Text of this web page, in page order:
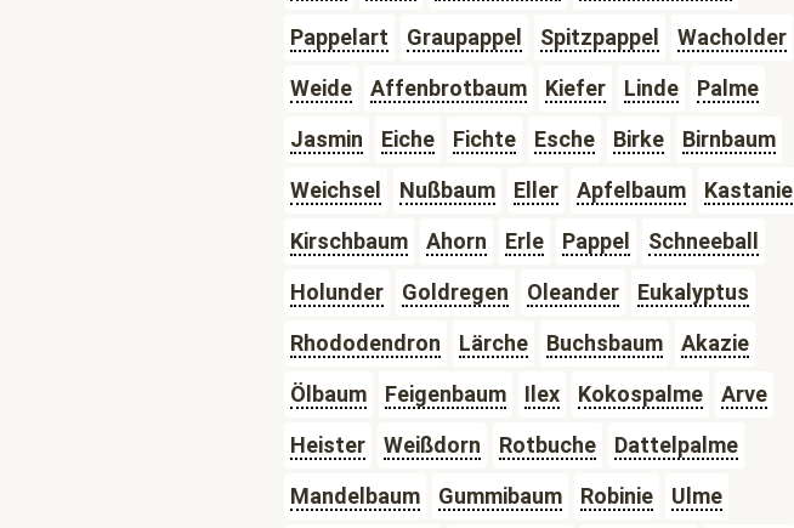
Pappelart
Graupappel Spitzpappel
Wacholder
Weide
Affenbrotbaum Kiefer Linde
Palme
Jasmin
Eiche Fichte Esche Birke
Birnbaum
Weichsel
Nußbaum Eller Apfelbaum
Kastanie
Kirschbaum
Ahorn Erle Pappel
Schneeball
Holunder
Goldregen Oleander
Eukalyptus
Rhododendron
Lärche Buchsbaum
Akazie
Ölbaum
Feigenbaum Ilex Kokospalme
Arve
Heister
Weißdorn Rotbuche
Dattelpalme
Mandelbaum
Gummibaum Robinie
Ulme